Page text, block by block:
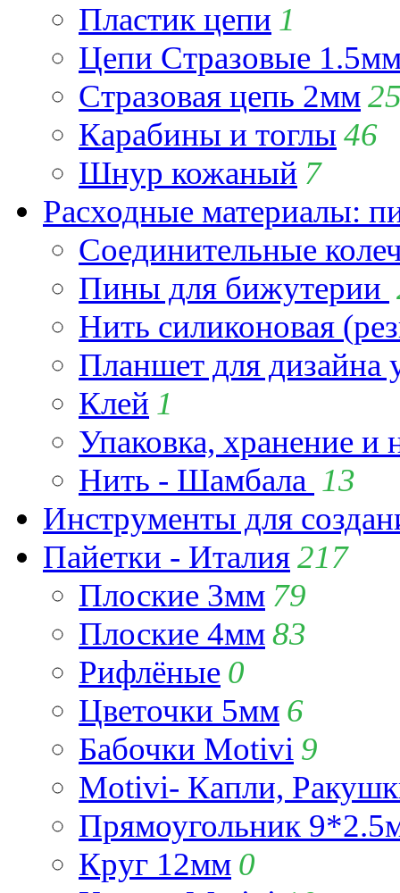
Пластик цепи 1
Цепи Стразовые
Стразовая цепь 2мм
Карабины и тоглы 46
Шнур кожаный 7
Расходные материалы:
Соединительные
Пины для бижутерии
Нить силиконовая
Планшет для
Клей 1
Упаковка, хранение и
Нить - Шамбала 13
Инструменты для
Пайетки - Италия217
Плоские 3мм 79
Плоские 4мм83
Рифлёные 0
Цветочки 5мм 6
Бабочки Motivi 9
Motivi- Капли,
Прямоугольник
Круг 12мм 0